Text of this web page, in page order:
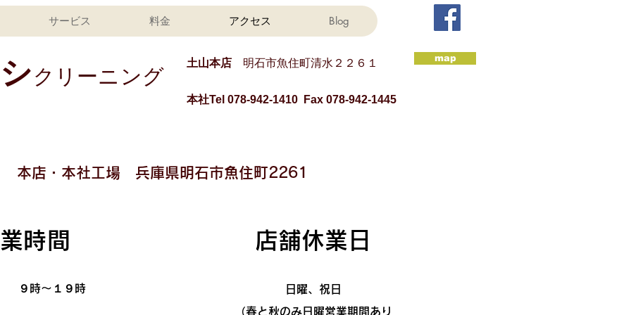
サービス 料金 アクセス Blog
土山本店 明石市魚住町清水２２６１ map
本社Tel 078-942-1410 Fax 078-942-1445
クリーニング
本店・本社工場 兵庫県明石市魚住町2261
時間
９時〜１９時
店舗休業日
日曜、祝日
（春と秋のみ日曜営業期間あり